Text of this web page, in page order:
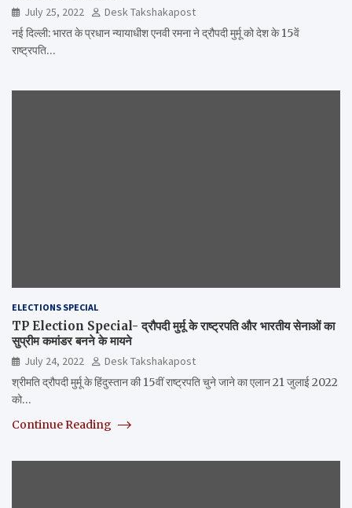
July 25, 2022
Desk Takshakapost
नई दिल्ली: भारत के प्रधान न्यायाधीश एनवी रमना ने द्रौपदी मुर्मू को देश के 15वें
राष्ट्रपति…
ELECTIONS SPECIAL
TP Election Special- द्रौपदी मुर्मू के राष्ट्रपति और भारतीय सेनाओं का
सुप्रीम कमांडर बनने के मायने
July 24, 2022
Desk Takshakapost
श्रीमति द्रौपदी मुर्मू के हिंदुस्तान की 15वीं राष्ट्रपति चुने जाने का एलान 21 जुलाई 2022
को…
Continue Reading